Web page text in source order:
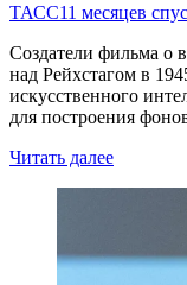
ТАСС11 месяцев
Создатели фильма о
над Рейхстагом в
искусственного
для построения
Читать далее